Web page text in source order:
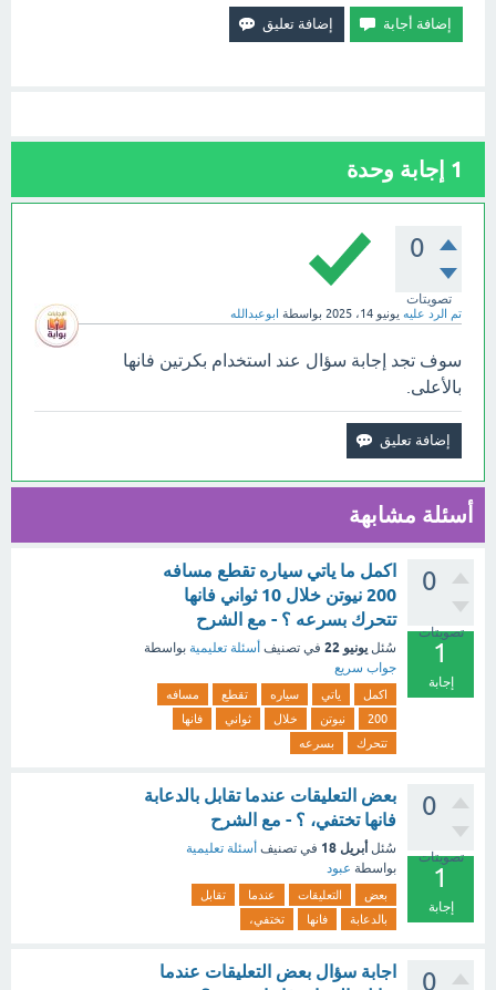
1 إجابة وحدة
0
تصويتات
تم الرد عليه يونيو 14، 2025 بواسطة ابوعبدالله
سوف تجد إجابة سؤال عند استخدام بكرتين فانها
بالأعلى.
أسئلة مشابهة
0
تصويتات
1
إجابة
اكمل ما ياتي سياره تقطع مسافه
200 نيوتن خلال 10 ثواني فانها
تتحرك بسرعه ؟ - مع الشرح
سُئل يونيو 22 في تصنيف أسئلة تعليمية بواسطة
جواب سريع
اكمل ياتي سياره تقطع
مسافه
200
نيوتن خلال ثواني
فانها
تتحرك
بسرعه
0
تصويتات
1
إجابة
بعض التعليقات عندما تقابل بالدعابة
فانها تختفي، ؟ - مع الشرح
سُئل أبريل 18 في تصنيف أسئلة تعليمية
بواسطة عبود
بعض التعليقات عندما
تقابل
بالدعابة
فانها تختفي،
0
اجابة سؤال بعض التعليقات عندما